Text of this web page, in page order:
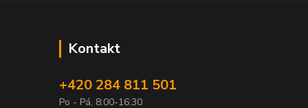
Kontakt
+420 284 811 501
Po - Pá, 8:00-16:30